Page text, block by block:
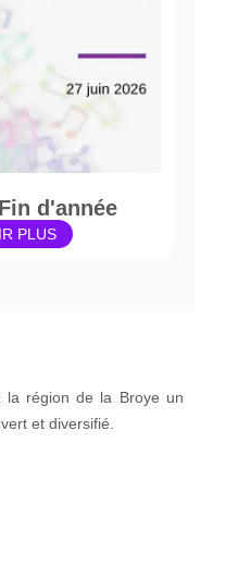
d'année
PLUS
la région de la Broye un
et diversifié.